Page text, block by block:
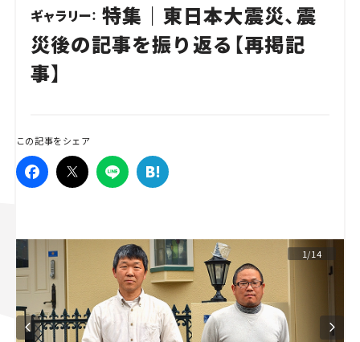
ギャラリー： 特集｜東日本大震災、震
災後の記事を振り返る【再掲記
事】
この記事をシェア
1/14
Lifestyle
Traffic
Special
Campaign
人気のハッシュタグ